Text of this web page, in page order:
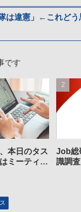
隊は違憲」←これど
です
本日のタス
ミーティン
Job総
識調